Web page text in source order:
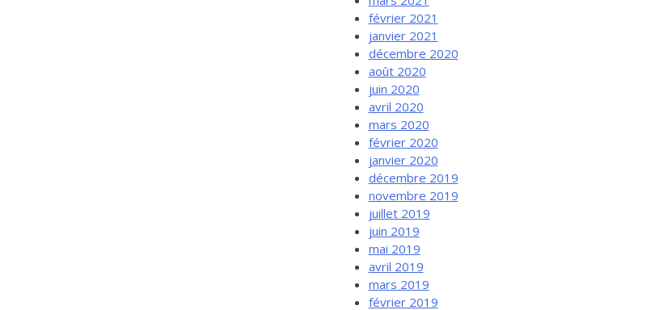
février 2021
janvier 2021
décembre 2020
août 2020
juin 2020
avril 2020
mars 2020
février 2020
janvier 2020
décembre 2019
novembre 2019
juillet 2019
juin 2019
mai 2019
avril 2019
mars 2019
février 2019